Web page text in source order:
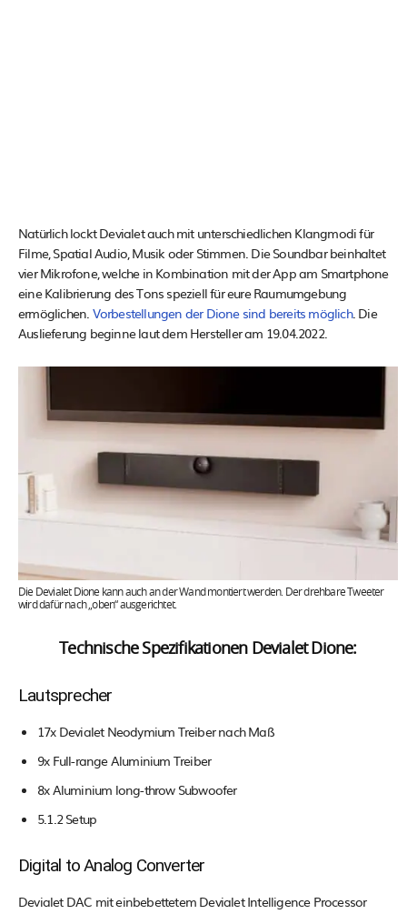
Natürlich lockt Devialet auch mit unterschiedlichen Klangmodi für
Filme, Spatial Audio, Musik oder Stimmen. Die Soundbar beinhaltet
vier Mikrofone, welche in Kombination mit der App am Smartphone
eine Kalibrierung des Tons speziell für eure Raumumgebung
ermöglichen. Vorbestellungen der Dione sind bereits möglich. Die
Auslieferung beginne laut dem Hersteller am 19.04.2022.
Die Devialet Dione kann auch an der Wand montiert werden. Der drehbare Tweeter
wird dafür nach „oben“ ausgerichtet.
Technische Spezifikationen Devialet Dione:
Lautsprecher
17x Devialet Neodymium Treiber nach Maß
9x Full-range Aluminium Treiber
8x Aluminium long-throw Subwoofer
5.1.2 Setup
Digital to Analog Converter
Devialet DAC mit einbebettetem Devialet Intelligence Processor